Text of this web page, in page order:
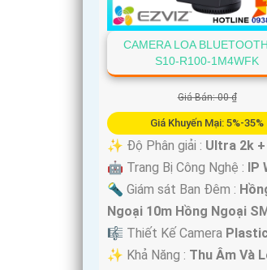
CAMERA LOA
S10-R100-1M4WFK
Giá Bán: 00 ₫
Giá Khuyến Mại: 5%-35%
✨ Độ Phân giải : Ultra 2k +
🤖️ Trang Bị Công Nghệ : IP
🔦 Giám sát Ban Đêm :
Ngoại 10m Hồng Ngoại
🎼️ Thiết Kế Camera
️✨ Khả Năng : Thu Âm Và